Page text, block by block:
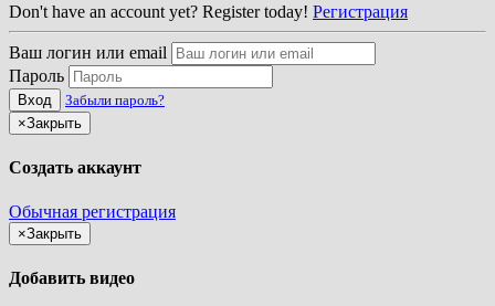
Don't have an account yet? Register today! Регистрация
Ваш логин или email
Пароль
Вход
Забыли пароль?
×Закрыть
Создать аккаунт
Обычная регистрация
×Закрыть
Добавить видео